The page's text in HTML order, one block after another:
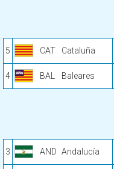
5 CAT Cataluña
4 BAL Baleares
3 AND Andalucía